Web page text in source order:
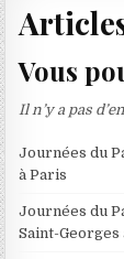
Vous
Il n’y a pas
Journées du
à Paris
Journées du
Saint-Georges